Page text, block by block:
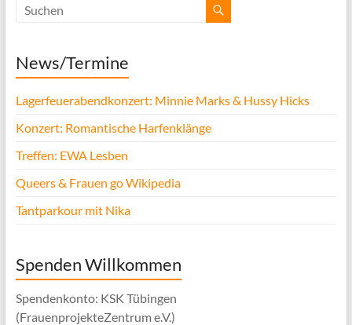
News/Termine
Lagerfeuerabendkonzert: Minnie Marks & Hussy Hicks
Konzert: Romantische Harfenklänge
Treffen: EWA Lesben
Queers & Frauen go Wikipedia
Tantparkour mit Nika
Spenden Willkommen
Spendenkonto: KSK Tübingen
(FrauenprojekteZentrum e.V.)